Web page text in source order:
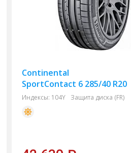
Continental
SportContact 6 285/40 R20
Индексы: 104Y Защита диска (FR)